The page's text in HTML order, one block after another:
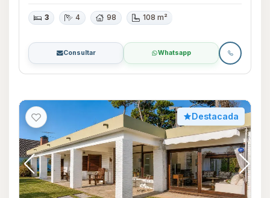
3 4 98 108 m²
Consultar Whatsapp
Destacada